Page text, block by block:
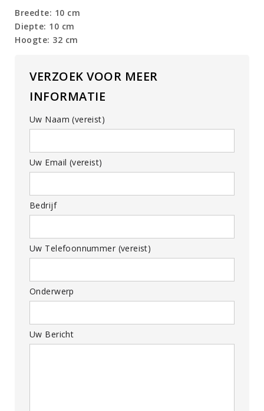
Breedte: 10 cm
Diepte: 10 cm
Hoogte: 32 cm
VERZOEK VOOR MEER
INFORMATIE
Uw Naam (vereist)
Uw Email (vereist)
Bedrijf
Uw Telefoonnummer (vereist)
Onderwerp
Uw Bericht